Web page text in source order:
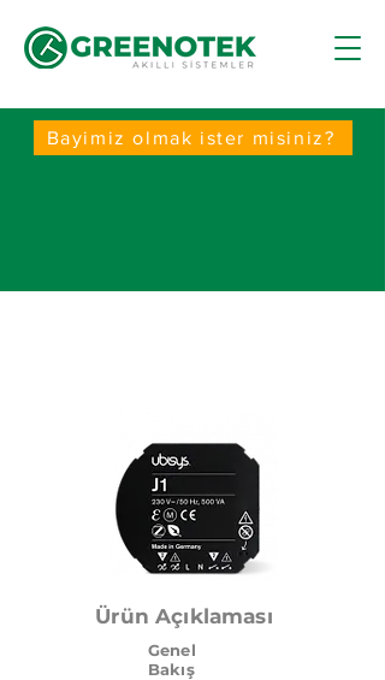
Bayimiz olmak ister misiniz?
Ürün Açıklaması
Genel
Bakış